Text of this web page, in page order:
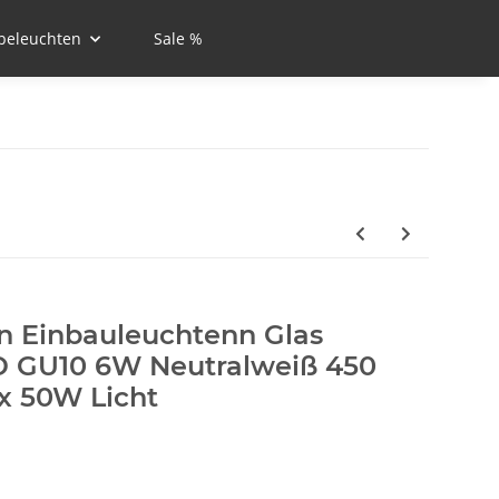
Sale %
Einbauleuchtenn Glas
GU10 6W Neutralweiß 450
50W Licht